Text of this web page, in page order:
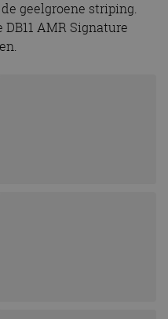
geelgroene striping.
AMR Signature